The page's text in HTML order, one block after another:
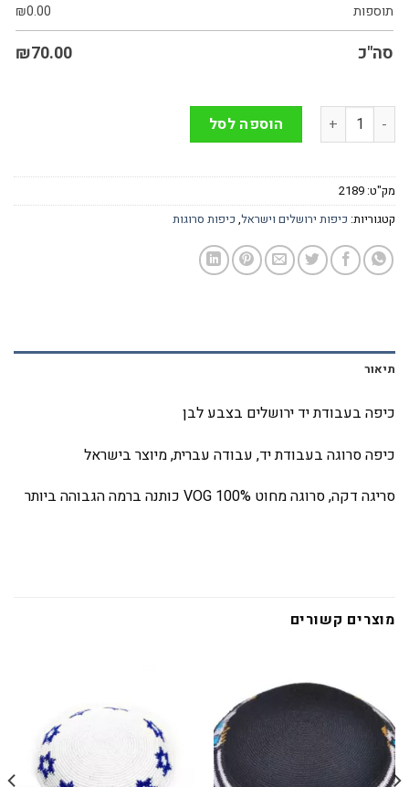
תוספות ₪0.00
סה"כ ₪70.00
כמות של כיפה בעבודת יד ירושלים בצבע לבן
הוספה לסל
מק"ט: 2189
קטגוריות: כיפות ירושלים וישראל, כיפות סרוגות
תיאור
כיפה בעבודת יד ירושלים בצבע לבן
כיפה סרוגה בעבודת יד, עבודה עברית, מיוצר בישראל
סריגה דקה, סרוגה מחוט
כותנה ברמה הגבוהה ביותר
מוצרים קשורים